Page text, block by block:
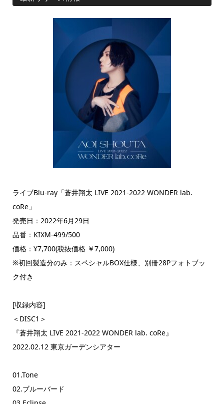
ライブBlu-ray「蒼井翔太 LIVE 2021-2022 WONDER lab.
coRe」
発売日：2022年6月29日
品番：KIXM-499/500
価格：¥7,700(税抜価格 ￥7,000)
※初回製造分のみ：スペシャルBOX仕様、別冊28Pフォトブッ
ク付き
[収録内容]
＜DISC1＞
『蒼井翔太 LIVE 2021-2022 WONDER lab. coRe』
2022.02.12 東京ガーデンシアター
01.Tone
02.ブルーバード